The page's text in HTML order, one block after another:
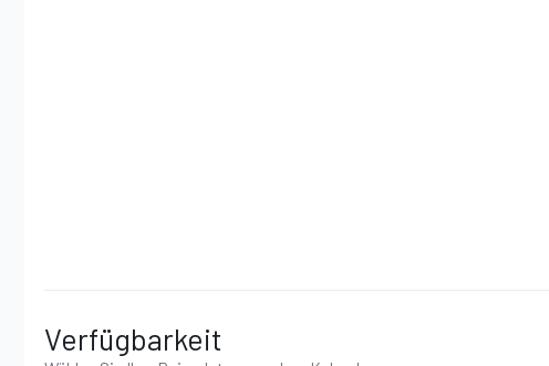
Verfügbarkeit